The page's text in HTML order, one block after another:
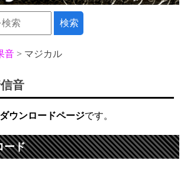
音 マジカル
音
ウンロードページです。
ード